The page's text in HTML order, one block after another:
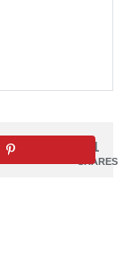
1
SHARES